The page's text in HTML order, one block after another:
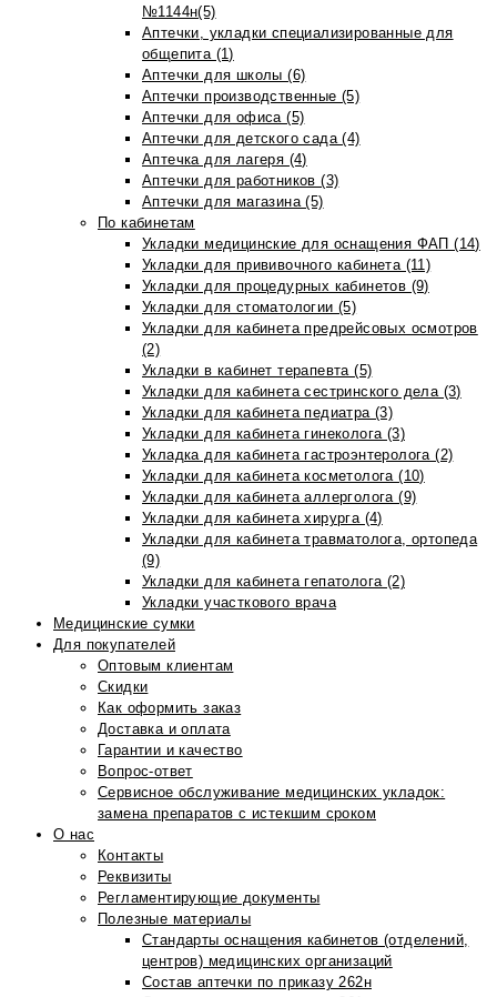
№1144н(5)
Аптечки, укладки специализированные для
общепита (1)
Аптечки для школы (6)
Аптечки производственные (5)
Аптечки для офиса (5)
Аптечки для детского сада (4)
Аптечка для лагеря (4)
Аптечки для работников (3)
Аптечки для магазина (5)
По кабинетам
Укладки медицинские для оснащения ФАП (14)
Укладки для прививочного кабинета (11)
Укладки для процедурных кабинетов (9)
Укладки для стоматологии (5)
Укладки для кабинета предрейсовых осмотров
(2)
Укладки в кабинет терапевта (5)
Укладки для кабинета сестринского дела (3)
Укладки для кабинета педиатра (3)
Укладки для кабинета гинеколога (3)
Укладка для кабинета гастроэнтеролога (2)
Укладки для кабинета косметолога (10)
Укладки для кабинета аллерголога (9)
Укладки для кабинета хирурга (4)
Укладки для кабинета травматолога, ортопеда
(9)
Укладки для кабинета гепатолога (2)
Укладки участкового врача
Медицинские сумки
Для покупателей
Оптовым клиентам
Скидки
Как оформить заказ
Доставка и оплата
Гарантии и качество
Вопрос-ответ
Сервисное обслуживание медицинских укладок:
замена препаратов с истекшим сроком
О нас
Контакты
Реквизиты
Регламентирующие документы
Полезные материалы
Стандарты оснащения кабинетов (отделений,
центров) медицинских организаций
Состав аптечки по приказу 262н